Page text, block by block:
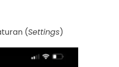
(Settings)